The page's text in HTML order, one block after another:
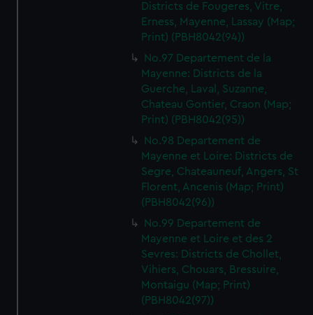
Districts de Fougeres, Vitre,
Erness, Mayenne, Lassay (Map;
Print) (PBH8042(94))
No.97 Departement de la
Mayenne: Districts de la
Guerche, Laval, Suzanne,
Chateau Gontier, Craon (Map;
Print) (PBH8042(95))
No.98 Departement de
Mayenne et Loire: Districts de
Segre, Chateauneuf, Angers, St
Florent, Ancenis (Map; Print)
(PBH8042(96))
No.99 Departement de
Mayenne et Loire et des 2
Sevres: Districts de Chollet,
Vihiers, Chouars, Bressuire,
Montaigu (Map; Print)
(PBH8042(97))